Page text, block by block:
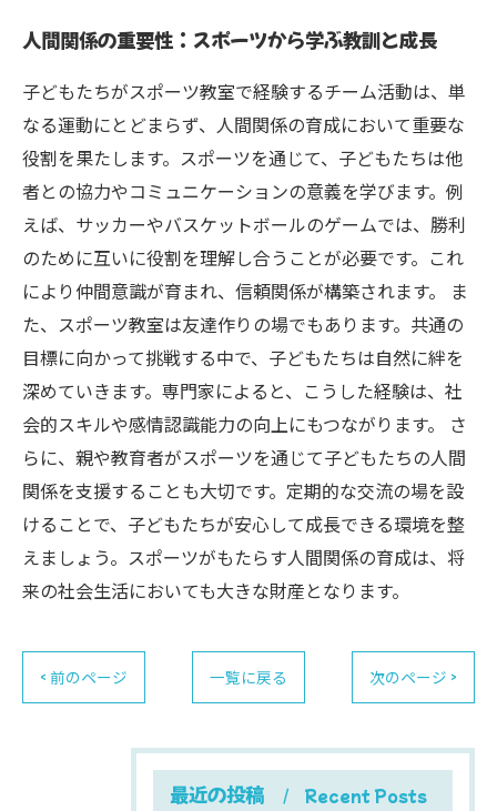
人間関係の重要性：スポーツから学ぶ教訓と成長
子どもたちがスポーツ教室で経験するチーム活動は、単
なる運動にとどまらず、人間関係の育成において重要な
役割を果たします。スポーツを通じて、子どもたちは他
者との協力やコミュニケーションの意義を学びます。例
えば、サッカーやバスケットボールのゲームでは、勝利
のために互いに役割を理解し合うことが必要です。これ
により仲間意識が育まれ、信頼関係が構築されます。 ま
た、スポーツ教室は友達作りの場でもあります。共通の
目標に向かって挑戦する中で、子どもたちは自然に絆を
深めていきます。専門家によると、こうした経験は、社
会的スキルや感情認識能力の向上にもつながります。 さ
らに、親や教育者がスポーツを通じて子どもたちの人間
関係を支援することも大切です。定期的な交流の場を設
けることで、子どもたちが安心して成長できる環境を整
えましょう。スポーツがもたらす人間関係の育成は、将
来の社会生活においても大きな財産となります。
< 前のページ 一覧に戻る 次のページ >
最近の投稿 Recent Posts